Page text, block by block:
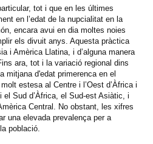
tot i que en les últimes
en l’edat de la nupcialitat en la
encara avui en dia moltes noies
els divuit anys. Aquesta pràctica
i Amèrica Llatina, i d’alguna manera
ara, tot i la variació regional dins
mitjana d'edat primerenca en el
estesa al Centre i l’Oest d’Àfrica i
el Sud d’Àfrica, el Sud-est Asiàtic, i
Central. No obstant, les xifres
una elevada prevalença per a
població.